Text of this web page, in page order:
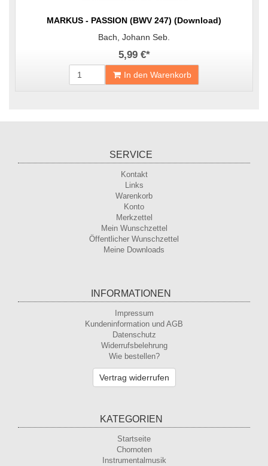
MARKUS - PASSION (BWV 247) (Download)
Bach, Johann Seb.
5,99 €*
In den Warenkorb
SERVICE
Kontakt
Links
Warenkorb
Konto
Merkzettel
Mein Wunschzettel
Öffentlicher Wunschzettel
Meine Downloads
INFORMATIONEN
Impressum
Kundeninformation und AGB
Datenschutz
Widerrufsbelehrung
Wie bestellen?
Vertrag widerrufen
KATEGORIEN
Startseite
Chornoten
Instrumentalmusik